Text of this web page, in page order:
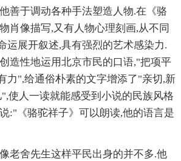
善于调动各种手法塑造人物.在《骆
肖像描写,又有人物心理刻画,从不同
运展开叙述,具有强烈的艺术感染力.
造性地运用北京市民的口语,"把项平
力",给通俗朴素的文字增添了"亲切,新
使人一读就能感受到小说的民族风格
:"《骆驼祥子》可以朗读,他的语言是
老舍先生这样平民出身的并不多.他